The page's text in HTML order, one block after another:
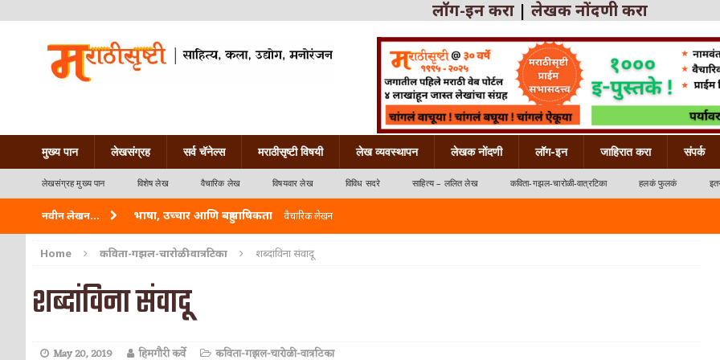
लॉग-इन करा | लेखक नोंदणी करा
मुख्य पान लेखसंग्रह सर्व चॅनेल्स मराठीसृष्टी विषयी लेख व्यवस्थापन लेखक नोंदणी लॉग-इन जाहिरात करा संपर्क
लेखसंग्रह मुख्य पान विशेष लेख वैचारिक लेख विषयवार लेख विविध सदरे साहित्य – ललित लेख कविता-गझल-चारोळी-वात्रटिका हलकं फुलकं
नवीन लेखन... भाषा, उच्चार आणि बहुभाषिकता वैचारिक लेखन
वारी विठ्ठलाची कविता-गझल-चारोळी-वात्रटिका
ताम्र – एक अफलातून धातू (COPPER)
जेव्हा मी आडनांव बदलले
अशी एक कविता लिहू इच्छिते कविता-गझल-चारोळी-वात्रटिका
Home कविता-गझल-चारोळी-वात्रटिका शब्दांविना संवादू
शब्दांविना संवादू
May 20, 2019 हिमगौरी कर्वे कविता-गझल-चारोळी-वात्रटिका